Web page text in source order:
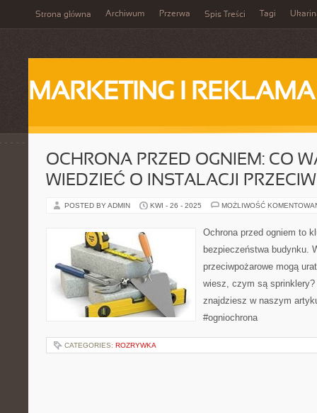
Strona główna Archiwum Przerwa Spis Treści Tagi
MARKETING I REKLAMA
OCHRONA PRZED OGNIEM: CO
WIEDZIEĆ O INSTALACJI
POSTED BY ADMIN KWI - 26 - 2025 MOŻLIWOŚĆ
Ochrona przed ogniem to
bezpieczeństwa budynku.
przeciwpożarowe mogą
wiesz, czym są
znajdziesz w naszym
#ogniochrona
CATEGORIES: ROZRYWKA